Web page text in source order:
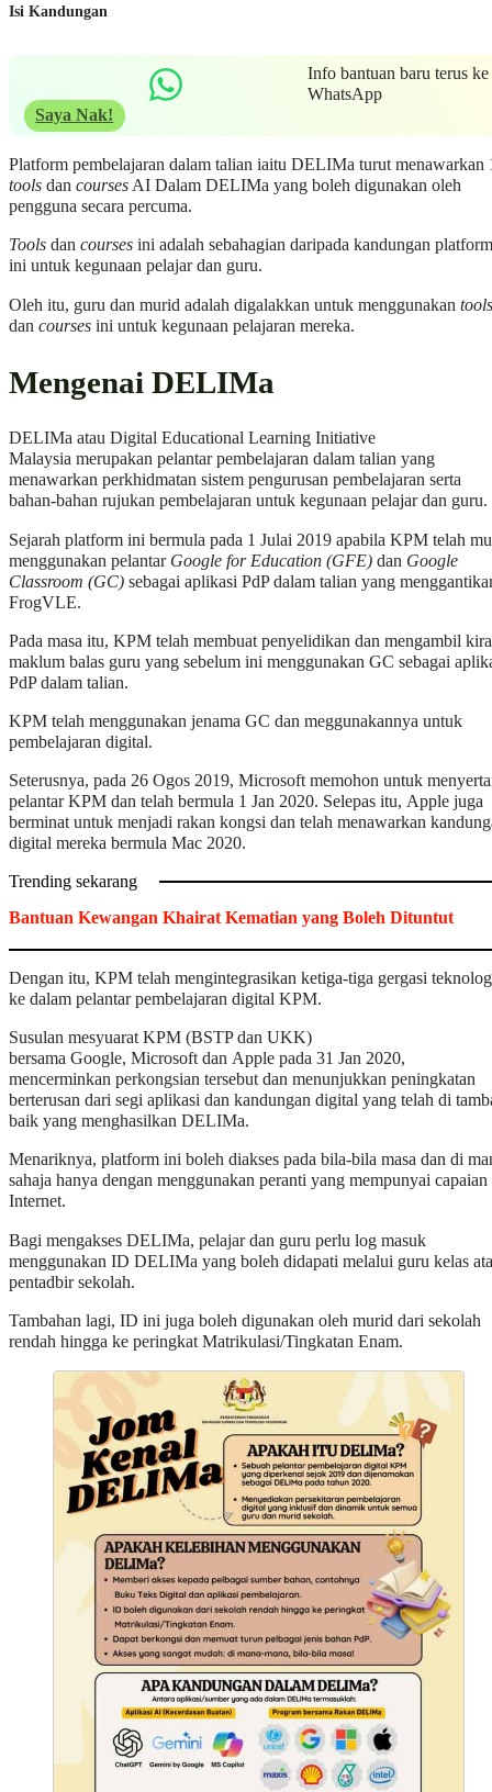
Isi Kandungan
Info bantuan baru terus ke
WhatsApp
Saya Nak!
Platform pembelajaran dalam talian iaitu DELIMa turut menawarkan
tools dan coursesAI Dalam DELIMa yang boleh digunakan oleh
pengguna secara percuma.
Tools dan courses ini adalah sebahagian daripada kandungan platform
ini untuk kegunaan pelajar dan guru.
Oleh itu, guru dan murid adalah digalakkan untuk menggunakan tools
dan courses ini untuk kegunaan pelajaran mereka.
Mengenai DELIMa
DELIMa atau Digital Educational Learning Initiative
Malaysia merupakan pelantar pembelajaran dalam talian yang
menawarkan perkhidmatan sistem pengurusan pembelajaran serta
bahan-bahan rujukan pembelajaran untuk kegunaan pelajar dan guru.
Sejarah platform ini bermula pada 1 Julai 2019 apabila KPM telah
menggunakan pelantar Google for Education (GFE) dan Google
Classroom (GC) sebagai aplikasi PdP dalam talian yang
FrogVLE.
Pada masa itu, KPM telah membuat penyelidikan dan mengambil kira
maklum balas guru yang sebelum ini menggunakan GC sebagai
PdP dalam talian.
KPM telah menggunakan jenama GC dan meggunakannya untuk
pembelajaran digital.
Seterusnya, pada 26 Ogos 2019, Microsoft memohon untuk
pelantar KPM dan telah bermula 1 Jan 2020. Selepas itu, Apple juga
berminat untuk menjadi rakan kongsi dan telah menawarkan
digital mereka bermula Mac 2020.
Trending sekarang
Bantuan Kewangan Khairat Kematian yang Boleh Dituntut
Dengan itu, KPM telah mengintegrasikan ketiga-tiga gergasi
ke dalam pelantar pembelajaran digital KPM.
Susulan mesyuarat KPM (BSTP dan UKK)
bersama Google, Microsoft dan Apple pada 31 Jan 2020,
mencerminkan perkongsian tersebut dan menunjukkan peningkatan
berterusan dari segi aplikasi dan kandungan digital yang telah di
baik yang menghasilkan DELIMa.
Menariknya, platform ini boleh diakses pada bila-bila masa dan di
sahaja hanya dengan menggunakan peranti yang mempunyai capaian
Internet.
Bagi mengakses DELIMa, pelajar dan guru perlu log masuk
menggunakan ID DELIMa yang boleh didapati melalui guru kelas
pentadbir sekolah.
Tambahan lagi, ID ini juga boleh digunakan oleh murid dari sekolah
rendah hingga ke peringkat Matrikulasi/Tingkatan Enam.